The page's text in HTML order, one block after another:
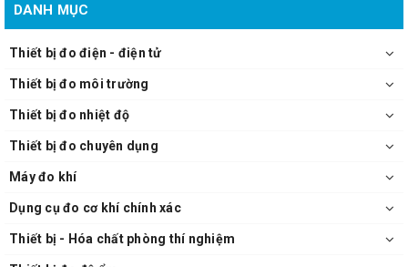
220mm(8.66in)D
- Khối lượng: 3.8kg(134.0oz)
- Phụ kiện đi kèm: Power cord(1), Fuse(1).
Máy đo LCR Hioki 3504-40
DANH MỤC
Thiết bị đo điện - điện tử
Thiết bị đo môi trường
Thiết bị đo nhiệt độ
Thiết bị đo chuyên dụng
Máy đo khí
Dụng cụ đo cơ khí chính xác
Thiết bị - Hóa chất phòng thí nghiệm